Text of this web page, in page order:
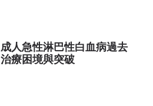
成人急性淋巴性白血病過去
治療困境與突破